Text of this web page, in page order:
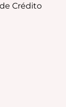
Crédito